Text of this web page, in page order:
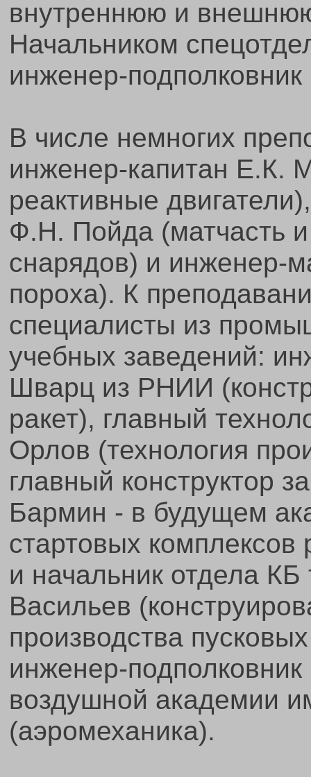
внутреннюю и
Начальником
инженер-подполковник
В числе немногих
инженер-капитан Е.К.
реактивные
Ф.Н. Пойда (матчасть
снарядов) и инженер-
пороха). К
специалисты из
учебных заведений:
Шварц из РНИИ
ракет), главный
Орлов (технология
главный конструктор
Бармин - в будущем
стартовых комплексов
и начальник отдела
Васильев
производства
инженер-
воздушной академии
(аэромеханика).